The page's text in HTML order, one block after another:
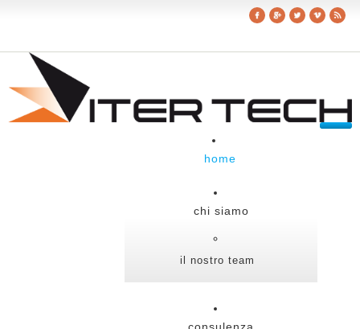
home
chi siamo
il nostro team